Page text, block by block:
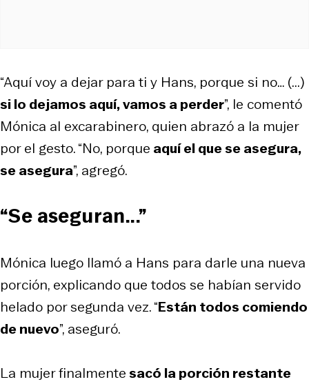
“Aquí voy a dejar para ti y Hans, porque si no… (...)
si lo dejamos aquí, vamos a perder”, le comentó
Mónica al excarabinero, quien abrazó a la mujer
por el gesto. “No, porque aquí el que se asegura,
se asegura”, agregó.
“Se aseguran...”
Mónica luego llamó a Hans para darle una nueva
porción, explicando que todos se habían servido
helado por segunda vez. “Están todos comiendo
de nuevo”, aseguró.
La mujer finalmentesacó la porción restante